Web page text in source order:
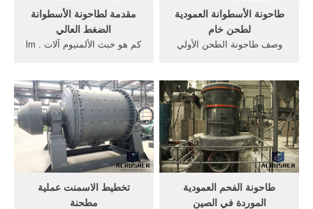
مقدمة لطاحونة الأسطوانة
الضغط العالي
كم هو خبث الألمنيوم آلات . lm
الأسطوانة طحن الفحم ...
طحن المعونة لمطحنة
الأسطوانة.
طاحونة الأسطوانة العمودية
لطحن خام
وصف طاحونة الطحن الأولي
لطحن . [الدردشة على
الانترنت] مطحنة ، طواحن ،
طاحونة ، مطحنة معدنية ،
تصدير مطحنة,
تخطيط الاسمنت عملية
مطحنة
طاحونة الفحم العمودية
الموردة في الصين